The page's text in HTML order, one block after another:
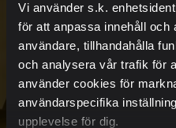
Vi använder s.k.
för att anpassa innehåll och
användare, tillhandahålla
och analysera vår trafik för
använder cookies för
användarspecifika
upplevelse för dig.